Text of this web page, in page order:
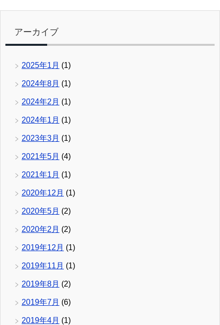
アーカイブ
2025年1月 (1)
2024年8月 (1)
2024年2月 (1)
2024年1月 (1)
2023年3月 (1)
2021年5月 (4)
2021年1月 (1)
2020年12月 (1)
2020年5月 (2)
2020年2月 (2)
2019年12月 (1)
2019年11月 (1)
2019年8月 (2)
2019年7月 (6)
2019年4月 (1)